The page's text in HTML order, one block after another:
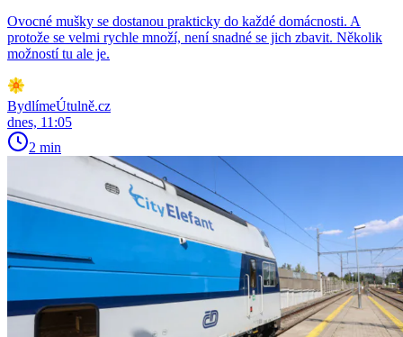
Ovocné mušky se dostanou prakticky do každé domácnosti. A
protože se velmi rychle množí, není snadné se jich zbavit. Několik
možností tu ale je.
BydlímeÚtulně.cz
dnes, 11:05
2 min